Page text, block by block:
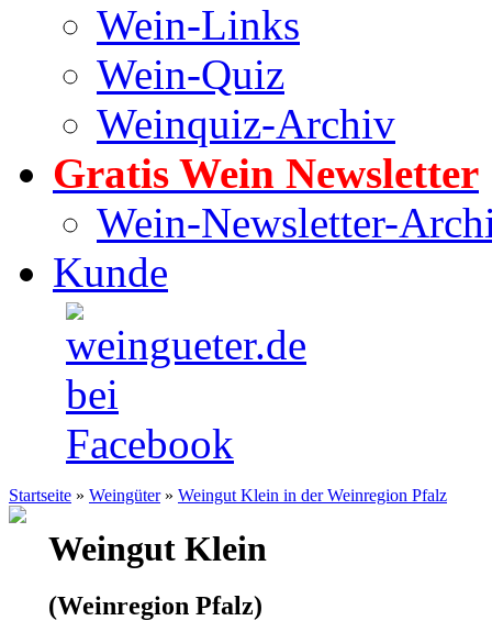
Wein-Links
Wein-Quiz
Weinquiz-Archiv
Gratis Wein Newsletter
Wein-Newsletter-
Kunde
Startseite » Weingüter » Weingut Klein in der Weinregion Pfalz
Weingut Klein
(Weinregion Pfalz)